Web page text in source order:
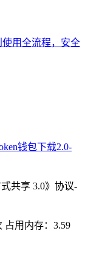
使用全流程，安全
钱包下载2.0-
共享 3.0》协议-
占用内存：3.59